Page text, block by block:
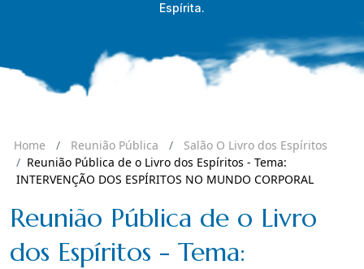
Espírita.
Home Reunião Pública
Salão O Livro dos Espíritos
Reunião Pública de o Livro dos Espíritos - Tema:
INTERVENÇÃO DOS ESPÍRITOS NO MUNDO CORPORAL
Reunião Pública de o Livro
dos Espíritos - Tema: